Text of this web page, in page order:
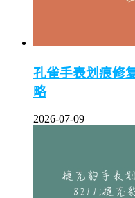
孔雀手表划痕修
略
2026-07-09